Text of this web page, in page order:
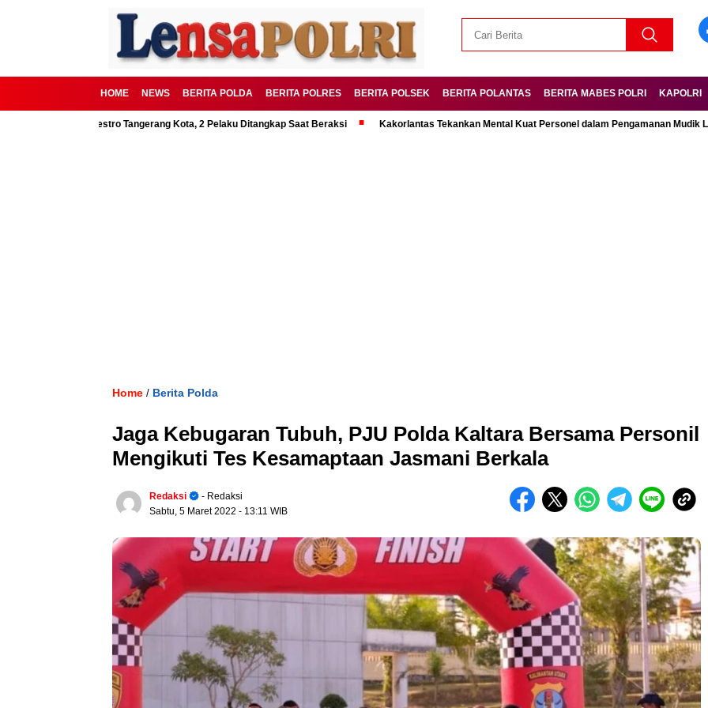
HOME NEWS BERITA POLDA BERITA POLRES BERITA POLSEK BERITA POLANTAS BERITA MABES POLRI KAPOLRI
Polrestro Tangerang Kota, 2 Pelaku Ditangkap Saat Beraksi Kakorlantas Tekankan Mental Kuat Personel dalam Pengamanan Mudik Lebaran
Home / Berita Polda
Jaga Kebugaran Tubuh, PJU Polda Kaltara Bersama Personil
Mengikuti Tes Kesamaptaan Jasmani Berkala
Redaksi
- Redaksi
Sabtu, 5 Maret 2022 - 13:11 WIB